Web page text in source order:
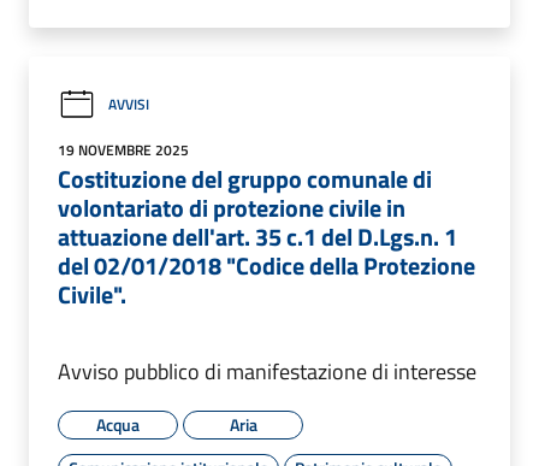
AVVISI
19 NOVEMBRE 2025
Costituzione del gruppo comunale di
volontariato di protezione civile in
attuazione dell'art. 35 c.1 del D.Lgs.n. 1
del 02/01/2018 "Codice della Protezione
Civile".
Avviso pubblico di manifestazione di interesse
Acqua
Aria